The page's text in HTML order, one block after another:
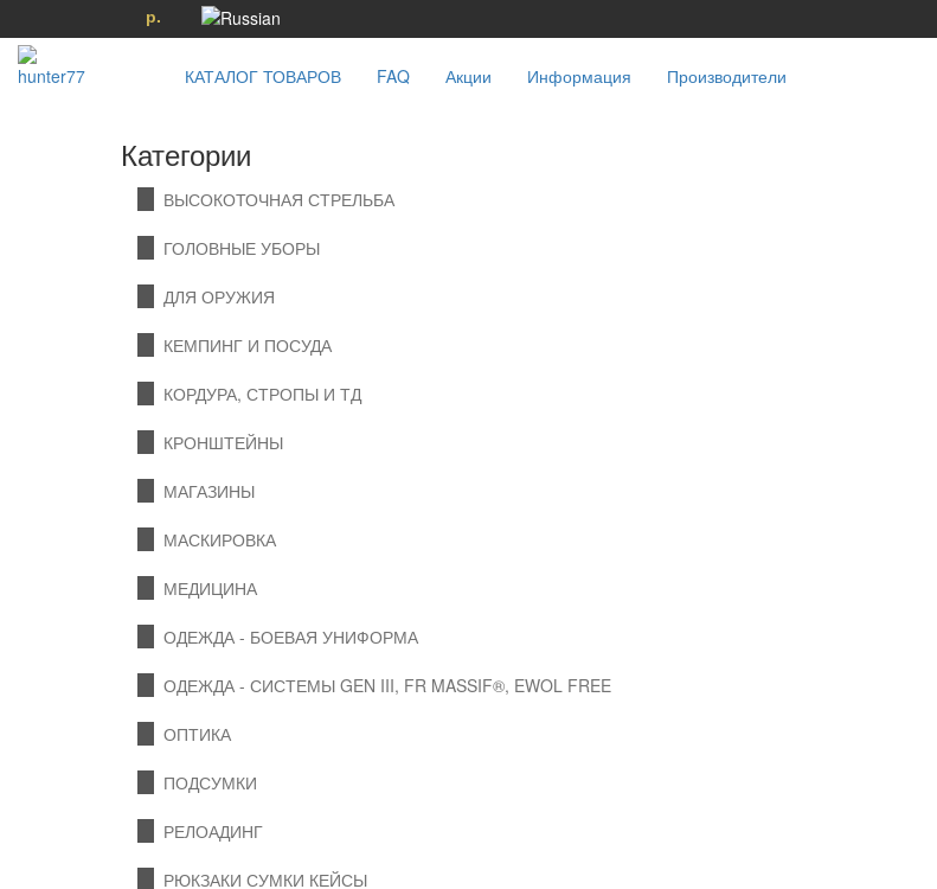
р.
КАТАЛОГ ТОВАРОВ FAQ Акции Информация Производители
Категории
ВЫСОКОТОЧНАЯ СТРЕЛЬБА
ГОЛОВНЫЕ УБОРЫ
ДЛЯ ОРУЖИЯ
КЕМПИНГ И ПОСУДА
КОРДУРА, СТРОПЫ И ТД
КРОНШТЕЙНЫ
МАГАЗИНЫ
МАСКИРОВКА
МЕДИЦИНА
ОДЕЖДА - БОЕВАЯ УНИФОРМА
ОДЕЖДА - СИСТЕМЫ GEN III, FR MASSIF®, EWOL FREE
ОПТИКА
ПОДСУМКИ
РЕЛОАДИНГ
РЮКЗАКИ СУМКИ КЕЙСЫ